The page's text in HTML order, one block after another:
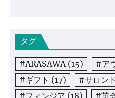
タグ
#ARASAWA (15) #ア
#ギフト (17) #サロン
#フィンジア (18) #英